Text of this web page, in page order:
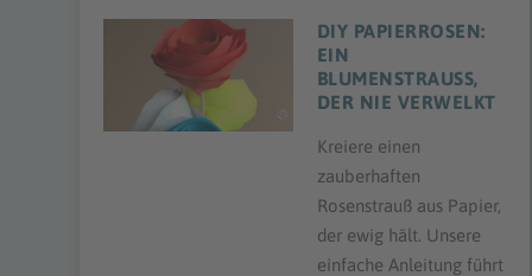
DIY PAPIERROSEN:
EIN
BLUMENSTRAUSS, D
ER NIE VERWELKT
Kreiere einen
zauberhaften
Rosenstrauß aus Papier,
der ewig hält. Unsere
einfache Anleitung führt